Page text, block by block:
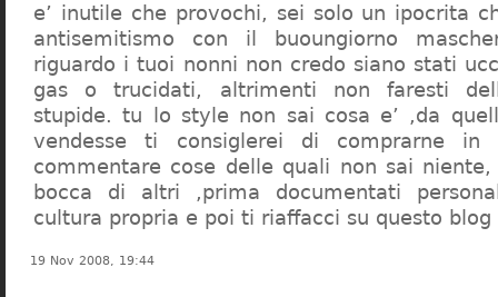
e’ inutile che provochi, sei solo un ipocrita
antisemitismo con il buoungiorno
riguardo i tuoi nonni non credo siano stati
gas o trucidati, altrimenti non faresti
stupide. tu lo style non sai cosa e’ ,da
vendesse ti consiglerei di comprarne in
commentare cose delle quali non sai
bocca di altri ,prima documentati
cultura propria e poi ti riaffacci su questo blog
19 Nov 2008, 19:44